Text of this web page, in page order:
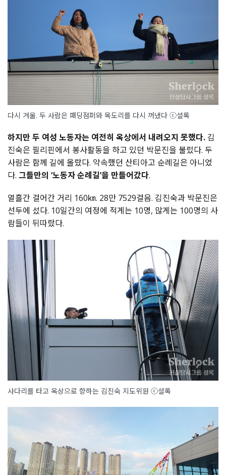
다시 겨울. 두 사람은 패딩점퍼와 목도리를 다시 꺼냈다 ⓒ셜록
하지만 두 여성 노동자는 여전히 옥상에서 내려오지 못했다.김
진숙은 필리핀에서 봉사활동을 하고 있던 박문진을 불렀다. 두
사람은 함께 길에 올랐다. 약속했던 산티아고 순례길은 아니었
다. 그들만의 ‘노동자 순례길’을 만들어갔다.
열흘간 걸어간 거리 160㎞. 28만 7529걸음. 김진숙과 박문진은
선두에 섰다. 10일간의 여정에 적게는 10명, 많게는 100명의 사
람들이 뒤따랐다.
사다리를 타고 옥상으로 향하는 김진숙 지도위원 ⓒ셜록